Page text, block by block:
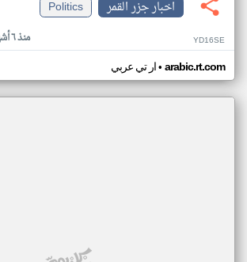
اخبار جزر القمر
Politics
منذ ٦ أشهر YD16SE
ار تي عربي• arabic.rt.com